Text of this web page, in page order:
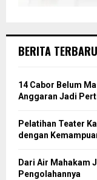
BERITA TERBARU
14 Cabor Belum
Anggaran Jadi
Pelatihan Teater
dengan
Dari Air Mahakam
Pengolahannya